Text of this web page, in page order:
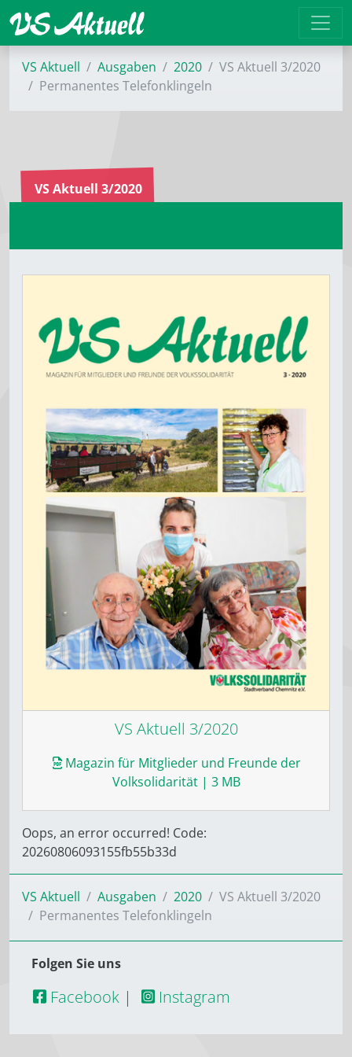
VS Aktuell Ausgaben 2020
VS Aktuell 3/2020
Permanentes Telefonklingeln
VS Aktuell 3/2020
VS Aktuell 3/2020
Magazin für Mitglieder und Freunde der
Volksolidarität| 3 MB
Oops, an error occurred! Code:
20260806093155fb55b33d
VS Aktuell Ausgaben 2020
VS Aktuell 3/2020
Permanentes Telefonklingeln
Folgen Sie uns
Facebook | Instagram